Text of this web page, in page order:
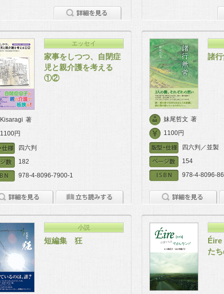
エッセイ
家事をしつつ、自閉症
児と親介護を考える
①②
Kisaragi 著
1100円
四六判
182
978-4-8096-7900-1
諸
妹尾哲文 著
1100円
四六判／並製
154
978-4-8096-
小説
短編集 狂
た